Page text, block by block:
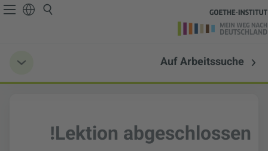
Auf Arbeitssuche
Lektion abgeschlossen!